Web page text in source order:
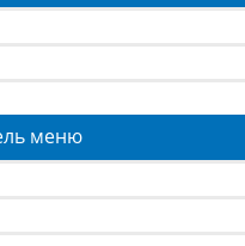
меню